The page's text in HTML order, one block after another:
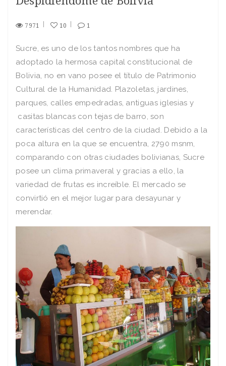
7971 10 1
Sucre, es uno de los tantos nombres que ha
adoptado la hermosa capital constitucional de
Bolivia, no en vano posee el título de Patrimonio
Cultural de la Humanidad. Plazoletas, jardines,
parques, calles empedradas, antiguas iglesias y
casitas blancas con tejas de barro, son
características del centro de la ciudad. Debido a la
poca altura en la que se encuentra, 2790 msnm,
comparando con otras ciudades bolivianas, Sucre
posee un clima primaveral y gracias a ello, la
variedad de frutas es increíble. El mercado se
convirtió en el mejor lugar para desayunar y
merendar.